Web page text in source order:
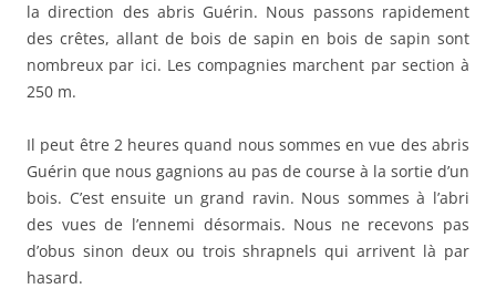
la direction des abris Guérin. Nous passons rapidement
des crêtes, allant de bois de sapin en bois de sapin sont
nombreux par ici. Les compagnies marchent par section à
250 m.
Il peut être 2 heures quand nous sommes en vue des abris
Guérin que nous gagnions au pas de course à la sortie d’un
bois. C’est ensuite un grand ravin. Nous sommes à l’abri
des vues de l’ennemi désormais. Nous ne recevons pas
d’obus sinon deux ou trois shrapnels qui arrivent là par
hasard.